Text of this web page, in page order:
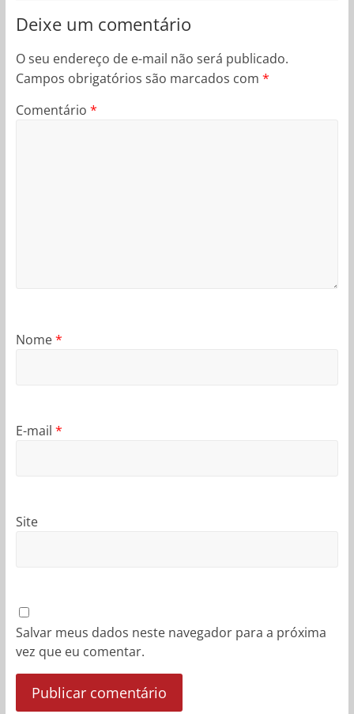
Deixe um comentário
O seu endereço de e-mail não será publicado.
Campos obrigatórios são marcados com *
Comentário *
Nome*
E-mail *
Site
Salvar meus dados neste navegador para a próxima
vez que eu comentar.